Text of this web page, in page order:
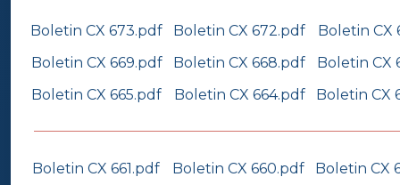
Boletin CX 673.pdf Boletin CX 672.pdf
Boletin CX
Boletin CX 669.pdf
Boletin CX 668.pdf
Boletin CX
Boletin CX 665.pdf
Boletin CX 664.pdf Boletin CX
Boletin CX 661.pdf Boletin CX 660.pdf
Boletin CX